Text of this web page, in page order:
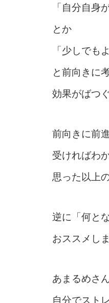
「自分自身
とか
「少しでも
と前向きに
効果がばつ
前向きに前
受ければわ
思った以上
逆に「何と
おススメし
あまるめさ
自分でスト